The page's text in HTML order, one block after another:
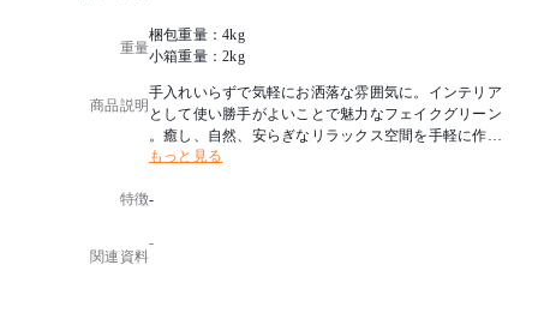
重量
梱包重量：4kg
小箱重量：2kg
商品説明
手入れいらずで気軽にお洒落な雰囲気に。インテリア
として使い勝手がよいことで魅力なフェイクグリーン
。癒し、自然、安らぎなリラックス空間を手軽に作れ
ます。
※小箱あり
もっと見る
特徴-
関連資料
-